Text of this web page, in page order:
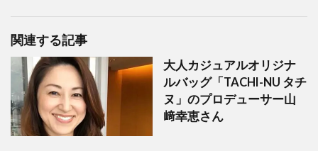
関連する記事
大人カジュアルオリジナ
ルバッグ「TACHI-NU タチ
ヌ」のプロデューサー山
﨑幸恵さん